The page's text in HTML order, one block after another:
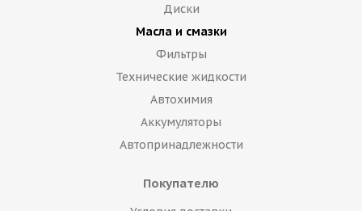
Диски
Масла и смазки
Фильтры
Технические жидкости
Автохимия
Аккумуляторы
Автопринадлежности
Покупателю